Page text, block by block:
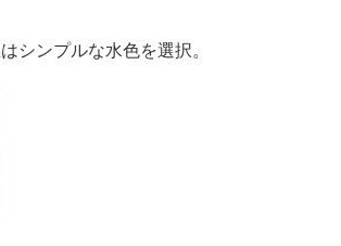
シンプルな水色を選択。